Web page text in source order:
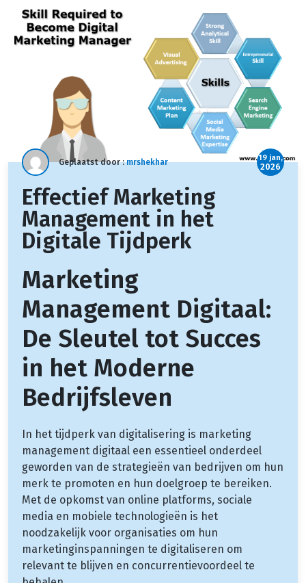
Geplaatst door :mrshekhar 19 jan,
2026
Effectief Marketing
Management in het
Digitale Tijdperk
Marketing
Management Digitaal:
De Sleutel tot Succes
in het Moderne
Bedrijfsleven
In het tijdperk van digitalisering is marketing
management digitaal een essentieel onderdeel
geworden van de strategieën van bedrijven om hun
merk te promoten en hun doelgroep te bereiken.
Met de opkomst van online platforms, sociale
media en mobiele technologieën is het
noodzakelijk voor organisaties om hun
marketinginspanningen te digitaliseren om
relevant te blijven en concurrentievoordeel te